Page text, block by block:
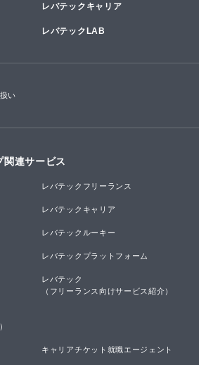
レバテックキャリア
レバテックLAB
い
関連サービス
レバテックフリーランス
レバテックキャリア
レバテックルーキー
レバテックプラットフォーム
レバテック
（フリーランス向けサービス紹介）
キャリアチケット就職エージェント